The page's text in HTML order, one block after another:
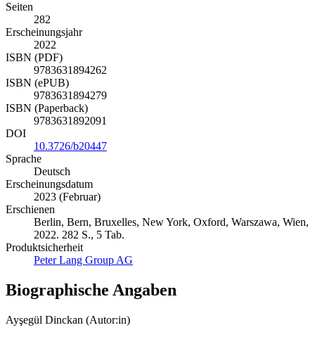
Seiten
282
Erscheinungsjahr
2022
ISBN (PDF)
9783631894262
ISBN (ePUB)
9783631894279
ISBN (Paperback)
9783631892091
DOI
10.3726/b20447
Sprache
Deutsch
Erscheinungsdatum
2023 (Februar)
Erschienen
Berlin, Bern, Bruxelles, New York, Oxford, Warszawa, Wien,
2022. 282 S., 5 Tab.
Produktsicherheit
Peter Lang Group AG
Biographische Angaben
Ayşegül Dinckan (Autor:in)